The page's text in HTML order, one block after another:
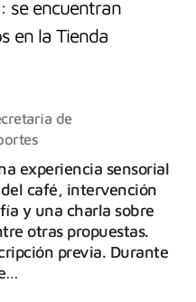
se encuentran
en la Tienda
de
experiencia sensorial
café, intervención
y una charla sobre
otras propuestas.
previa. Durante